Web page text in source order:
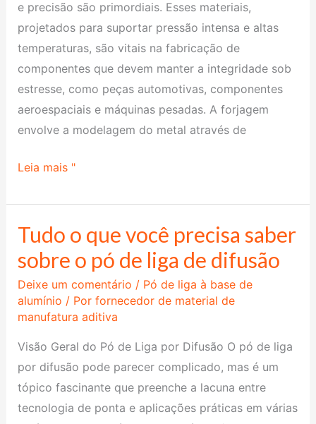
e precisão são primordiais. Esses materiais,
projetados para suportar pressão intensa e altas
temperaturas, são vitais na fabricação de
componentes que devem manter a integridade sob
estresse, como peças automotivas, componentes
aeroespaciais e máquinas pesadas. A forjagem
envolve a modelagem do metal através de
Leia mais "
Tudo o que você precisa saber
sobre o pó de liga de difusão
Deixe um comentário / Pó de liga à base de
alumínio / Por fornecedor de material de
manufatura aditiva
Visão Geral do Pó de Liga por Difusão O pó de liga
por difusão pode parecer complicado, mas é um
tópico fascinante que preenche a lacuna entre
tecnologia de ponta e aplicações práticas em várias
Tudo
que
você
precisa
sobre
o
pó
de